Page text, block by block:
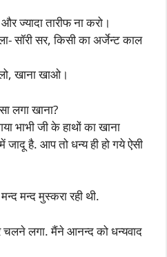
ज्यादा तारीफ ना करो।
सॉरी सर, किसी का अर्जेन्ट काल
खाना खाओ।
लगा खाना?
भाभी जी के हाथों का खाना
है. आप तो धन्य ही हो गये ऐसी
मन्द मुस्करा रही थी.
चलने लगा. मैंने आनन्द को धन्यवाद